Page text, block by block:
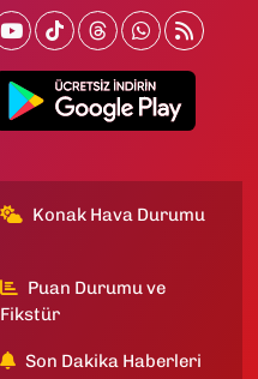
Konak Hava Durumu
Puan Durumu ve
Fikstür
Son Dakika Haberleri